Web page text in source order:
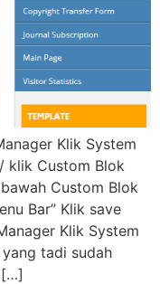
Klik System
klik Custom Blok
Custom Blok
Bar” Klik save
Klik System
tadi sudah
[…]